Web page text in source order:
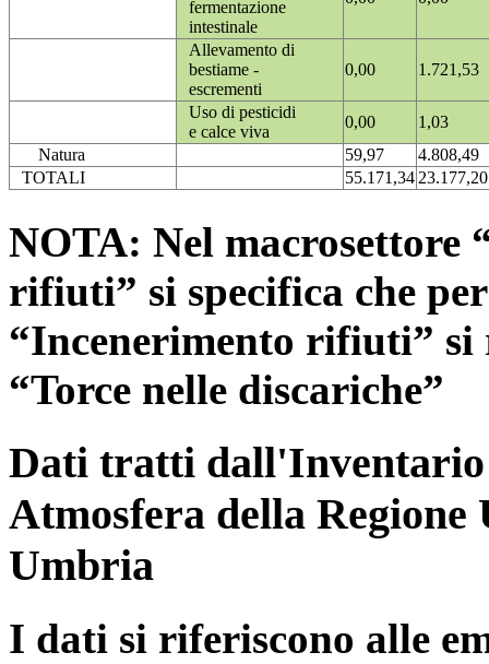
fermentazione
intestinale
Allevamento di
bestiame -
escrementi
0,00 1.721,53
Uso di pesticidi
e calce viva
0,00
1,03
Natura
59,97
4.808,49
TOTALI
55.171,3423.177,20
NOTA: Nel macrosettore
rifiuti” si specifica che
“Incenerimento rifiuti”
“Torce nelle discariche”
Dati tratti dall'Inventario
Atmosfera della
Umbria
I dati si riferiscono alle